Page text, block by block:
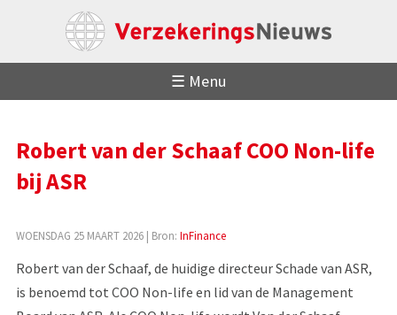
☰ Menu
Robert van der Schaaf COO Non-life
bij ASR
WOENSDAG 25 MAART 2026| Bron: InFinance
Robert van der Schaaf, de huidige directeur Schade van ASR,
is benoemd tot COO Non-life en lid van de Management